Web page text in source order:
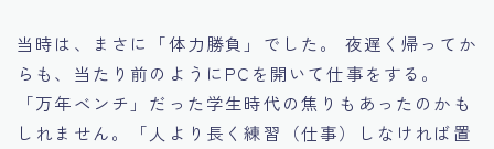
当時は、まさに「体力勝負」でした。 夜遅く帰ってか
らも、当たり前のようにPCを開いて仕事をする。
「万年ベンチ」だった学生時代の焦りもあったのかも
しれません。「人より長く練習（仕事）しなければ置